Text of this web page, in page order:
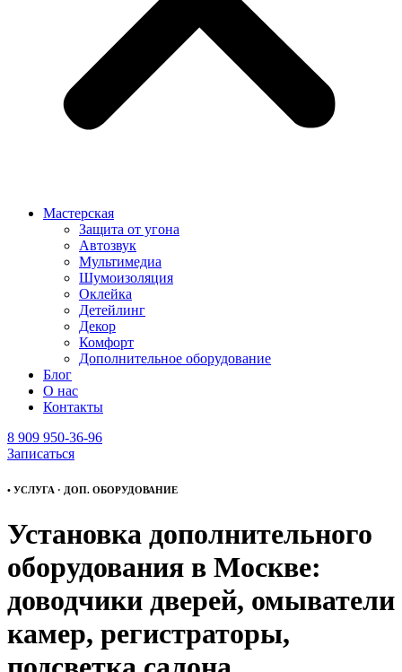
Мастерская
Защита от угона
Автозвук
Мультимедиа
Шумоизоляция
Оклейка
Детейлинг
Декор
Комфорт
Дополнительное оборудование
Блог
О нас
Контакты
8 909 950-36-96
Записаться
• УСЛУГА · ДОП. ОБОРУДОВАНИЕ
Установка дополнительного
оборудования в Москве:
доводчики дверей, омыватели
камер, регистраторы,